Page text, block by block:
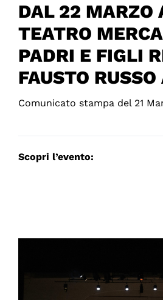
DAL 22 MARZO
TEATRO
PADRI E FIGLI
FAUSTO
Comunicato stampa del 21
Scopri l’evento: